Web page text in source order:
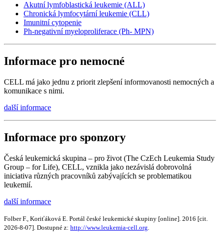
Akutní lymfoblastická leukemie (ALL)
Chronická lymfocytární leukemie (CLL)
Imunitní cytopenie
Ph-negativní myeloproliferace (Ph- MPN)
Informace pro nemocné
CELL má jako jednu z priorit zlepšení informovanosti nemocných a
komunikace s nimi.
další informace
Informace pro sponzory
Česká leukemická skupina – pro život (The CzEch Leukemia Study
Group – for Life), CELL, vznikla jako nezávislá dobrovolná
iniciativa různých pracovníků zabývajících se problematikou
leukemií.
další informace
Folber F., Koriťáková E. Portál české leukemické skupiny [online]. 2016 [cit.
2026-8-07]. Dostupné z: http://www.leukemia-cell.org.